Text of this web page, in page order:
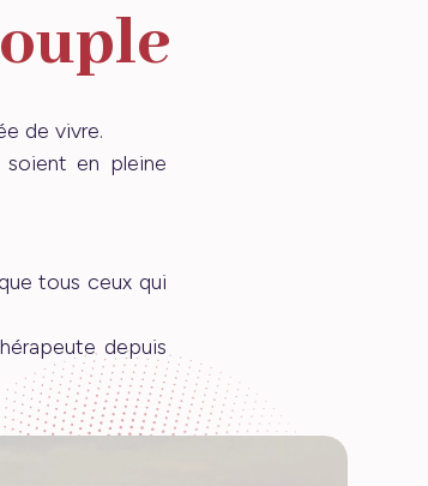
de vivre.
soient en pleine
tous ceux qui
depuis